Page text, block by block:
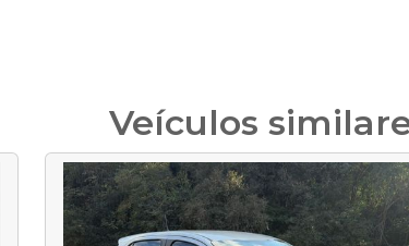
Veículos